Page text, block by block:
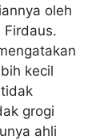
oleh
Firdaus.
kecil
grogi
ahli